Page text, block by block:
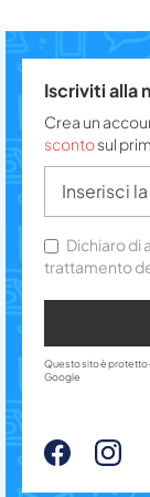
Iscriviti alla
Crea un
scontosul
Dichiaro di
trattamento
Questo sito è protetto
Google